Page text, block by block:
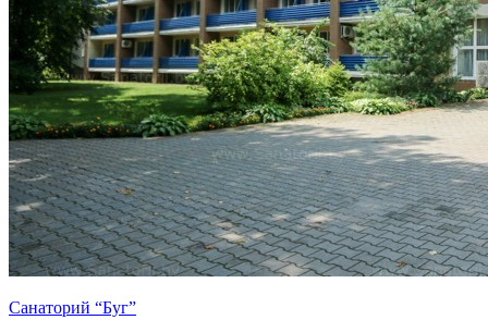
Санаторий “Буг”